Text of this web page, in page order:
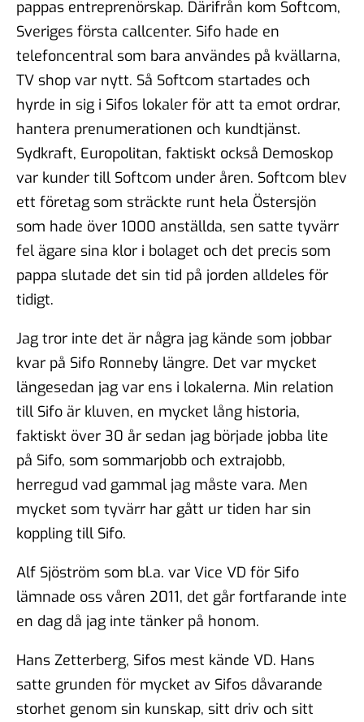
pappas entreprenörskap. Därifrån kom Softcom,
Sveriges första callcenter. Sifo hade en
telefoncentral som bara användes på kvällarna,
TV shop var nytt. Så Softcom startades och
hyrde in sig i Sifos lokaler för att ta emot ordrar,
hantera prenumerationen och kundtjänst.
Sydkraft, Europolitan, faktiskt också Demoskop
var kunder till Softcom under åren. Softcom blev
ett företag som sträckte runt hela Östersjön
som hade över 1000 anställda, sen satte tyvärr
fel ägare sina klor i bolaget och det precis som
pappa slutade det sin tid på jorden alldeles för
tidigt.
Jag tror inte det är några jag kände som jobbar
kvar på Sifo Ronneby längre. Det var mycket
längesedan jag var ens i lokalerna. Min relation
till Sifo är kluven, en mycket lång historia,
faktiskt över 30 år sedan jag började jobba lite
på Sifo, som sommarjobb och extrajobb,
herregud vad gammal jag måste vara. Men
mycket som tyvärr har gått ur tiden har sin
koppling till Sifo.
Alf Sjöström som bl.a. var Vice VD för Sifo
lämnade oss våren 2011, det går fortfarande inte
en dag då jag inte tänker på honom.
Hans Zetterberg, Sifos mest kände VD. Hans
satte grunden för mycket av Sifos dåvarande
storhet genom sin kunskap, sitt driv och sitt